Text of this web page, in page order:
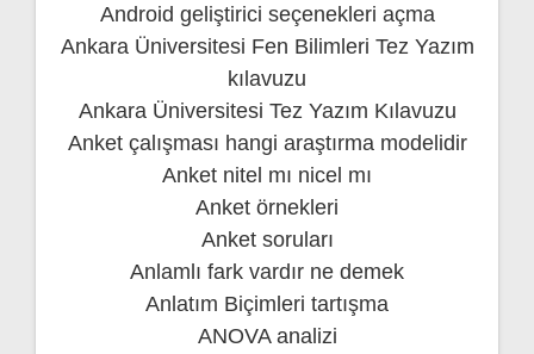
Android geliştirici seçenekleri açma
Ankara Üniversitesi Fen Bilimleri Tez Yazım
kılavuzu
Ankara Üniversitesi Tez Yazım Kılavuzu
Anket çalışması hangi araştırma modelidir
Anket nitel mı nicel mı
Anket örnekleri
Anket soruları
Anlamlı fark vardır ne demek
Anlatım Biçimleri tartışma
ANOVA analizi